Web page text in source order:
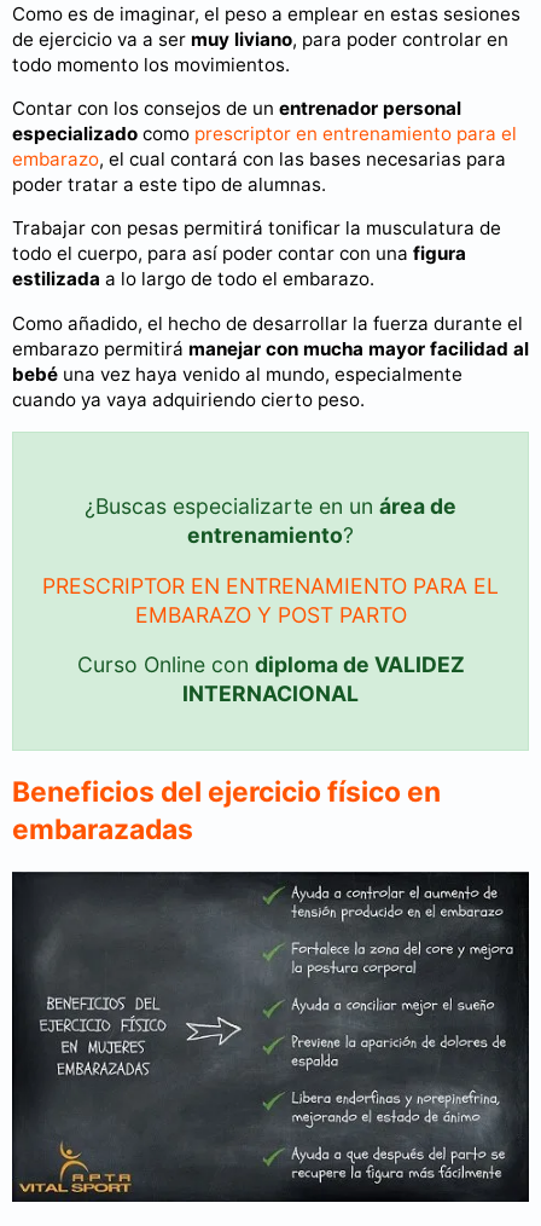
Como es de imaginar, el peso a emplear en estas sesiones
de ejercicio va a ser muy liviano, para poder controlar en
todo momento los movimientos.
Contar con los consejos de un entrenador personal
especializado como prescriptor en entrenamiento para el
embarazo, el cual contará con las bases necesarias para
poder tratar a este tipo de alumnas.
Trabajar con pesas permitirá tonificar la musculatura de
todo el cuerpo, para así poder contar con una figura
estilizada a lo largo de todo el embarazo.
Como añadido, el hecho de desarrollar la fuerza durante el
embarazo permitirá manejar con mucha mayor facilidad al
bebé una vez haya venido al mundo, especialmente
cuando ya vaya adquiriendo cierto peso.
¿Buscas especializarte en un área de
entrenamiento?
PRESCRIPTOR EN ENTRENAMIENTO PARA EL
EMBARAZO Y POST PARTO
Curso Online con diploma de VALIDEZ
INTERNACIONAL
Beneficios del ejercicio físico en
embarazadas